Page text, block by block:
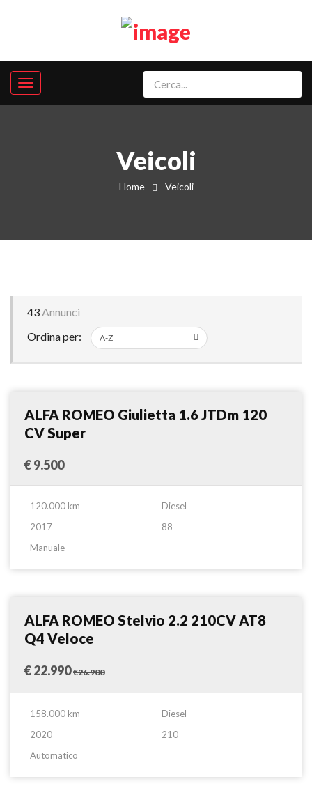
Veicoli
Home Veicoli
43Annunci
Ordina per:
Berlina
Confronta
ALFA ROMEO Giulietta 1.6 JTDm 120
CV Super
€ 9.500
120.000 km
Diesel
2017
88
Manuale
Confronta
ALFA ROMEO Stelvio 2.2 210CV AT8
Q4 Veloce
€ 22.990€26.900
158.000 km
Diesel
2020
210
Automatico